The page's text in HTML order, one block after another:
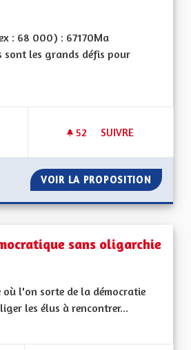
: 68 000) : 67170Ma
sont les grands défis pour
la catégorie : Autres
52 52 ABONNÉS
SUIVRE
VOIR LA PROPOSITION UNE
sans oligarchie
où l'on sorte de la démocratie
les élus à rencontrer...
la catégorie : Autres